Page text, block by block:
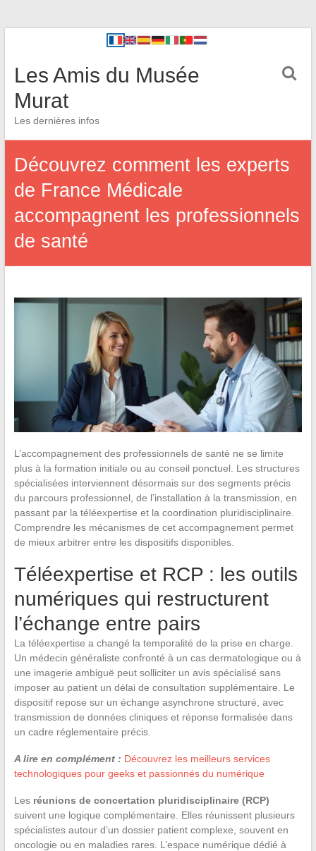
Les Amis du Musée
Murat
Les dernières infos
Découvrez comment les experts
de France Médicale
accompagnent les professionnels
de santé
L’accompagnement des professionnels de santé ne se limite
plus à la formation initiale ou au conseil ponctuel. Les structures
spécialisées interviennent désormais sur des segments précis
du parcours professionnel, de l’installation à la transmission, en
passant par la téléexpertise et la coordination pluridisciplinaire.
Comprendre les mécanismes de cet accompagnement permet
de mieux arbitrer entre les dispositifs disponibles.
Téléexpertise et RCP : les outils
numériques qui restructurent
l’échange entre pairs
La téléexpertise a changé la temporalité de la prise en charge.
Un médecin généraliste confronté à un cas dermatologique ou à
une imagerie ambiguë peut solliciter un avis spécialisé sans
imposer au patient un délai de consultation supplémentaire. Le
dispositif repose sur un échange asynchrone structuré, avec
transmission de données cliniques et réponse formalisée dans
un cadre réglementaire précis.
A lire en complément : Découvrez les meilleurs services
technologiques pour geeks et passionnés du numérique
Les réunions de concertation pluridisciplinaire (RCP)
suivent une logique complémentaire. Elles réunissent plusieurs
spécialistes autour d’un dossier patient complexe, souvent en
oncologie ou en maladies rares. L’espace numérique dédié à